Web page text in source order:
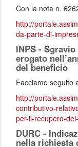
Con la nota n.
http://
da-parte-di-
INPS -
erogato
del beneficio
Facciamo seguito
http://
contributivo-
per-il-recupero-
DURC -
nella richiesta